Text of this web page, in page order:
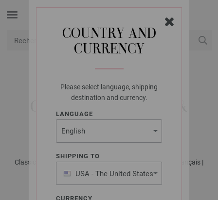
COUNTRY AND
CURRENCY
Please select language, shipping
destination and currency.
LANGUAGE
SHIPPING TO
USA - The United States
of America
CURRENCY
LANA GROSSA
GILET COOL WOOL &
COOL WOOL LACE
Classici No. 27 - Magazine allemand + explications en français |
Modèle 18